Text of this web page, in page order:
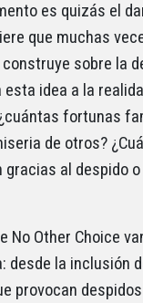
es quizás el
que muchas
sobre la
idea a la
fortunas
de otros?
gracias al despido
No Other Choice
desde la inclusión
provocan